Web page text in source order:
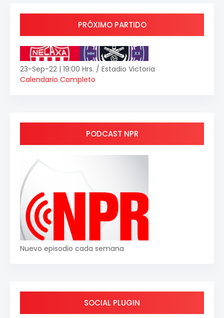
PRÓXIMO PARTIDO
23-Sep-22 | 19:00 Hrs. / Estadio Victoria
Calendario Completo
PODCAST NPR
Nuevo episodio cada semana
SOCIAL PLUGIN